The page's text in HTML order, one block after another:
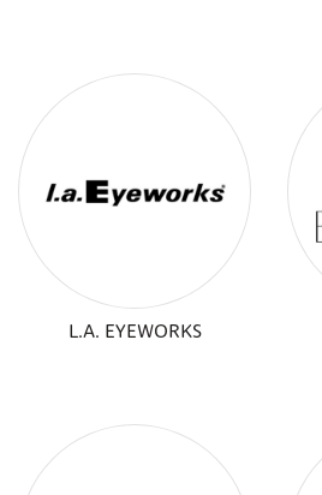
L.A. EYEWORKS